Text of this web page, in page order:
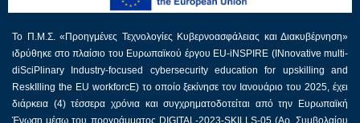
Το Π.Μ.Σ. «Προηγμένες Τεχνολογίες Κυβερνοασφάλειας και Διακυβέρνηση»
ιδρύθηκε στο πλαίσιο του Ευρωπαϊκού έργου EU-iNSPIRE (INnovative multi-
diSciPlinary Industry-focused cybersecurity education for upskilling and
ReskIlling the EU workforcE) το οποίο ξεκίνησε τον Ιανουάριο του 2025, έχει
διάρκεια (4) τέσσερα χρόνια και συγχρηματοδοτείται από την Ευρωπαϊκή